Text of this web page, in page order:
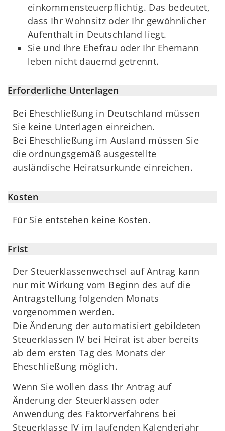
einkommensteuerpflichtig. Das bedeutet,
dass Ihr Wohnsitz oder Ihr gewöhnlicher
Aufenthalt in Deutschland liegt.
Sie und Ihre Ehefrau oder Ihr Ehemann
leben nicht dauernd getrennt.
Erforderliche Unterlagen
Bei Eheschließung in Deutschland müssen
Sie keine Unterlagen einreichen.
Bei Eheschließung im Ausland müssen Sie
die ordnungsgemäß ausgestellte
ausländische Heiratsurkunde einreichen.
Kosten
Für Sie entstehen keine Kosten.
Frist
Der Steuerklassenwechsel auf Antrag kann
nur mit Wirkung vom Beginn des auf die
Antragstellung folgenden Monats
vorgenommen werden.
Die Änderung der automatisiert gebildeten
Steuerklassen IV bei Heirat ist aber bereits
ab dem ersten Tag des Monats der
Eheschließung möglich.
Wenn Sie wollen dass Ihr Antrag auf
Änderung der Steuerklassen oder
Anwendung des Faktorverfahrens bei
Steuerklasse IV im laufenden Kalenderjahr